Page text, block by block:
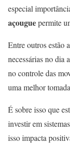
especial
açouguepermite
Entre outros estão
necessárias no dia
no controle das
uma melhor
É sobre isso que
investir em
isso impacta